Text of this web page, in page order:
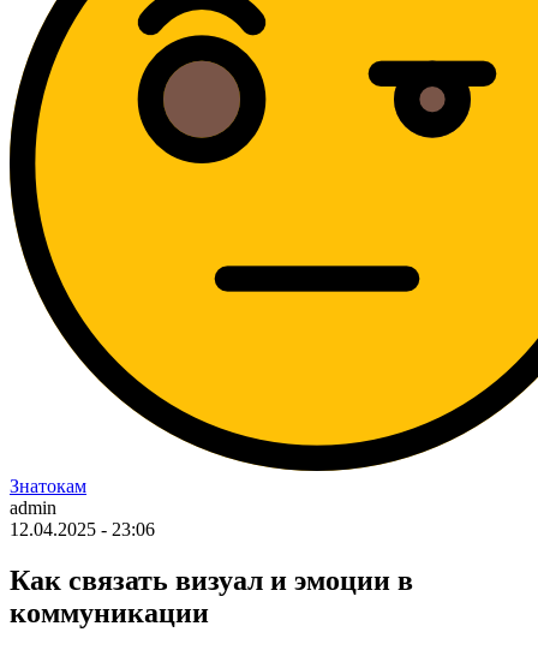
Знатокам
admin
12.04.2025 - 23:06
Как связать визуал и эмоции в
коммуникации